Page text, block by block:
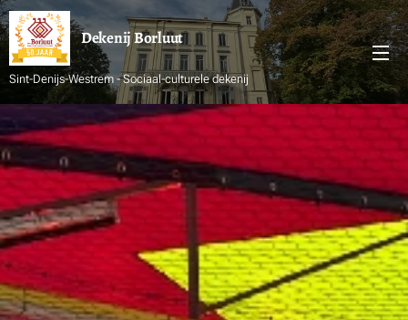
DekenijBorluut
Sint-Denijs-Westrem - Sociaal-culturele dekenij